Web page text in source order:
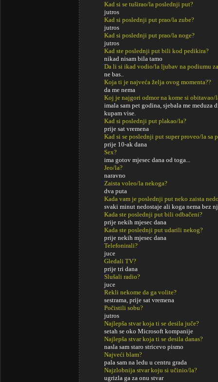
Kad si se tuširao/la poslednji put?
jutros
Kad si poslednji put prao/la zube?
jutros
Kad si poslednji put prao/la noge?
jutros
Kad ste poslednji put bili kod pedikira?
nikad nisam bila tamo
Da li si ikad vodio/la ljubav na podiumu
ne bas..
Koja ti je najveća želja ovog momenta??
da me nema
Koj je najgori odmor na kome si obitavao/
imala sam pet godina, sjebala me meduza
kupam vise.
Kad si poslednji put plakao/la?
prije sat vremena
Kad si se poslednji put super proveo/la sa
prije 10-ak dana
Sex?
ima gotov mjesec dana od toga...
Jeo/la?
naravno
Zaista voleo/la nekoga?
dva puta
Kada vam je poslednji put neko zaista
svaki minut nedostaje ali koga nema bez
Kada ste poslednji put bili odbačeni?
prije nekih mjesec dana
Kada ste poslednji put udarili nekog?
prije nekih mjesec dana
Telefonirali?
juce
Gledali TV?
prije tri dana
Slušali radio?
juce
Rekli nekome da ga volite?
sestrama, prije sat vremena
Počistili sobu?
jutros
Najlepša stvar koja ti se desila juče?
setah se oko Microsoft kompanije
Najlepša stvar koja ti se desila danas?
nasla sam staro stricevo pismo
Najveći blam?
pala sam na ledu u centru grada
Najzlobnija stvar koju si učinio/la?
ugrizla ga za onu stvar